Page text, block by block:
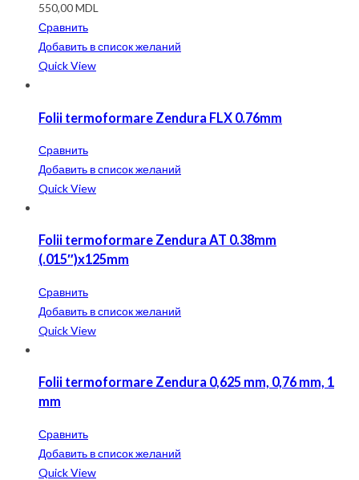
550,00MDL
Сравнить
Добавить в список желаний
Quick View
Folii termoformare Zendura FLX 0.76mm
Сравнить
Добавить в список желаний
Quick View
Folii termoformare Zendura AT 0.38mm
(.015″)x125mm
Сравнить
Добавить в список желаний
Quick View
Folii termoformare Zendura 0,625 mm, 0,76 mm, 1
mm
Сравнить
Добавить в список желаний
Quick View